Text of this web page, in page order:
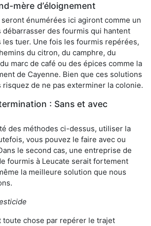
mère d’éloignement
énumérées ici agiront comme un
des fourmis qui hantent
les tuer. Une fois les fourmis repérées,
du citron, du camphre, du
marc de café ou des épices comme la
de Cayenne. Bien que ces solutions
de ne pas exterminer la colonie.
: Sans et avec
des méthodes ci-dessus, utiliser la
vous pouvez le faire avec ou
le second cas, une entreprise de
fourmis à Leucate serait fortement
la meilleure solution que nous
toute chose par repérer le trajet